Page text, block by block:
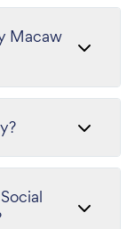
Macaw